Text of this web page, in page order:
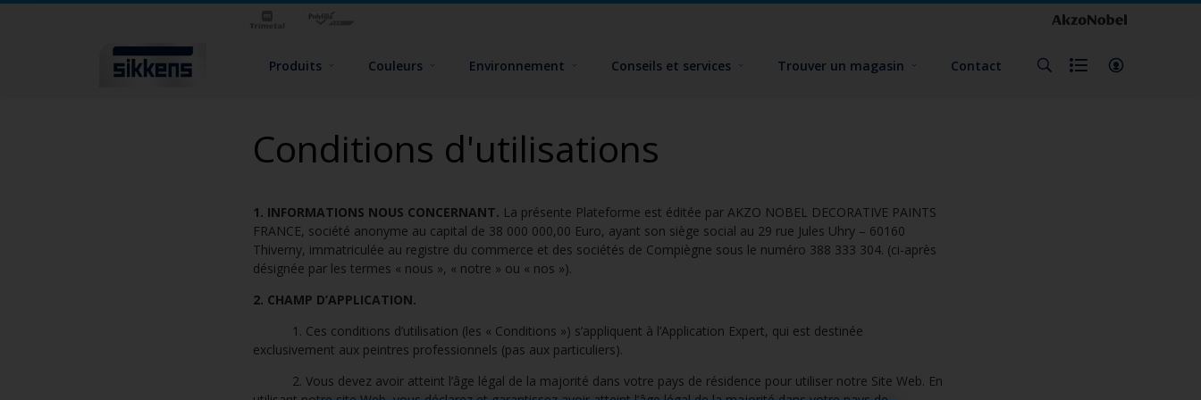
Produits Couleurs Environnement Conseils et services Trouver un magasin Contact
Conditions d'utilisations
1. INFORMATIONS NOUS CONCERNANT. La présente Plateforme est éditée par AKZO NOBEL DECORATIVE PAINTS
FRANCE, société anonyme au capital de 38 000 000,00 Euro, ayant son siège social au 29 rue Jules Uhry – 60160
Thiverny, immatriculée au registre du commerce et des sociétés de Compiègne sous le numéro 388 333 304. (ci-après
désignée par les termes « nous », « notre » ou « nos »).
2. CHAMP D’APPLICATION.
1. Ces conditions d’utilisation (les « Conditions ») s’appliquent à l’Application Expert, qui est destinée
exclusivement aux peintres professionnels (pas aux particuliers).
2. Vous devez avoir atteint l’âge légal de la majorité dans votre pays de résidence pour utiliser notre Site Web. En